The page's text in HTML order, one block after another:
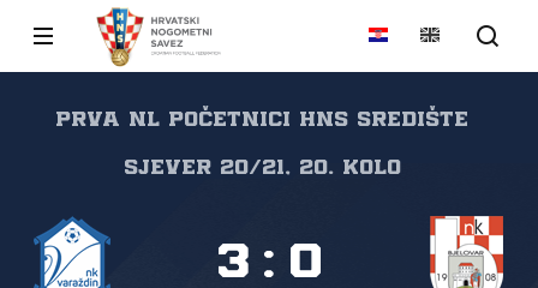
PRVA NL POČETNICI HNS SREDIŠTE
SJEVER 20/21, 20. kolo
3 : 0